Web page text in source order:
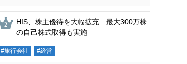
HIS、株主優待を大幅拡充 最大300万株
の自己株式取得も実施
#旅行会社 #経営